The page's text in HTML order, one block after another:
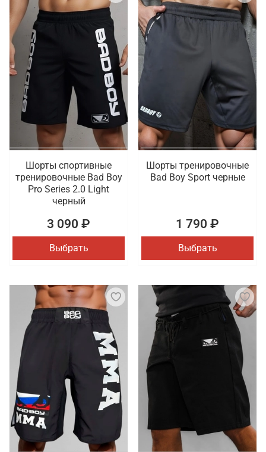
Шорты спортивные
тренировочные Bad Boy
Pro Series 2.0 Light
черный
3 090 ₽
Выбрать
Шорты тренировочные
Bad Boy Sport черные
1 790 ₽
Выбрать